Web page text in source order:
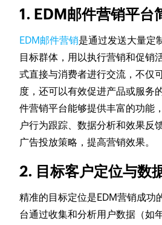
1. EDM邮件营销平台
EDM邮件营销是通过发送大量定
目标群体，用以执行营销和促销
式直接与消费者进行交流，不仅
度，还可以有效促进产品或服务
件营销平台能够提供丰富的功能
户行为跟踪、数据分析和效果反
广告投放策略，提高营销效果。
2. 目标客户定位与数
精准的目标定位是EDM营销成功
台通过收集和分析用户数据（如